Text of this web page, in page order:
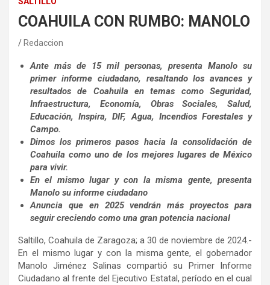
COAHUILA CON RUMBO: MANOLO
Redaccion
Ante más de 15 mil personas, presenta Manolo su
primer informe ciudadano, resaltando los avances y
resultados de Coahuila en temas como Seguridad,
Infraestructura, Economía, Obras Sociales, Salud,
Educación, Inspira, DIF, Agua, Incendios Forestales y
Campo.
Dimos los primeros pasos hacia la consolidación de
Coahuila como uno de los mejores lugares de México
para vivir.
En el mismo lugar y con la misma gente, presenta
Manolo su informe ciudadano
Anuncia que en 2025 vendrán más proyectos para
seguir creciendo como una gran potencia nacional
Saltillo, Coahuila de Zaragoza; a 30 de noviembre de 2024.-
En el mismo lugar y con la misma gente, el gobernador
Manolo Jiménez Salinas compartió su Primer Informe
Ciudadano al frente del Ejecutivo Estatal, período en el cual